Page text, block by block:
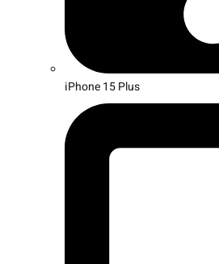
iPhone 15 Plus